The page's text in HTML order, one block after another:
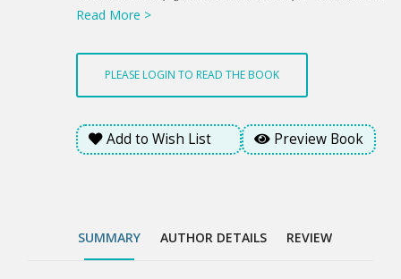
রসোগোল্লা খাইতে পারুম। এই কথা পোলায় শেষ করতে না করতে আমি কাম
দিমু। কই আর পোড়া কাপোরের ছাই দিয়া জাগাডা বান্দি। পোলাডায় ইট্টু উঁ আঁ
করলো। বেশি চিক্কাইর দিলো না। আমি কাম সাইরা আড়াইসের চাইল লইয়া
বাইত আইলাম।
Read More >
PLEASE LOGIN TO READ THE BOOK
Add to Wish List Preview Book
SUMMARY AUTHOR DETAILS REVIEW